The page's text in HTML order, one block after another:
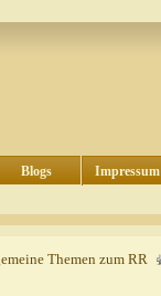
Blogs Impressum
Themen zum RR